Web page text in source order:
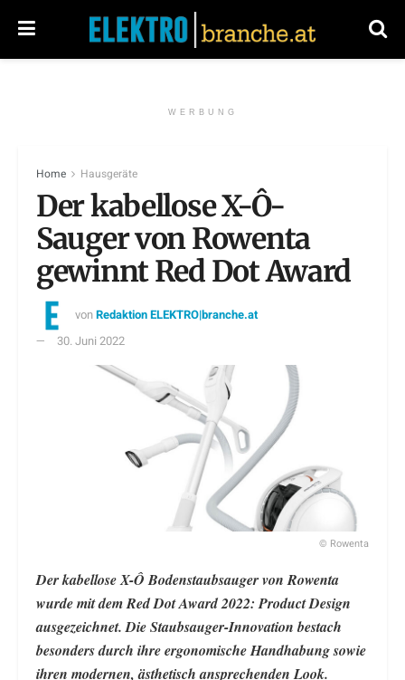
WERBUNG
Home Hausgeräte
Der kabellose X-Ô-
Sauger von Rowenta
gewinnt Red Dot Award
vonRedaktion ELEKTRO|branche.at
30. Juni 2022
© Rowenta
Der kabellose X-Ô Bodenstaubsauger von Rowenta
wurde mit dem Red Dot Award 2022: Product Design
ausgezeichnet. Die Staubsauger-Innovation bestach
besonders durch ihre ergonomische Handhabung sowie
ihren modernen, ästhetisch ansprechenden Look.